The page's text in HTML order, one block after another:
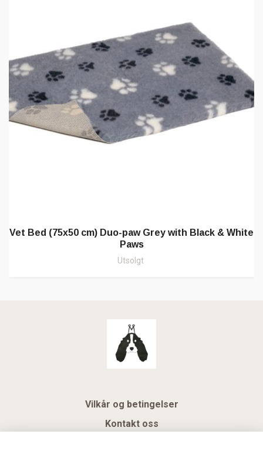
Vet Bed (75x50 cm) Duo-paw Grey with Black & White
Paws
Utsolgt
Vilkår og betingelser
Kontakt oss